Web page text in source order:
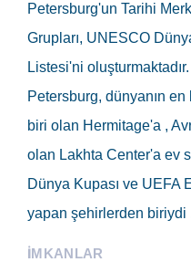
Petersburg'un Tarihi
Grupları, UNESCO
Listesi'ni
Petersburg, dünyanın
biri olan Hermitage'a ,
olan Lakhta Center'a ev
Dünya Kupası ve UEFA
yapan şehirlerden biriydi
İMKANLAR